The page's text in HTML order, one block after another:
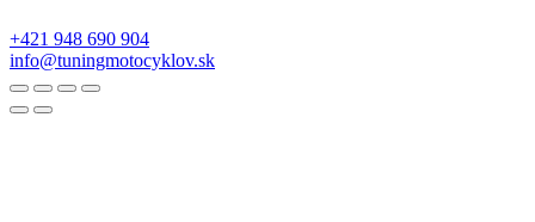
+421 948 690 904
info@tuningmotocyklov.sk